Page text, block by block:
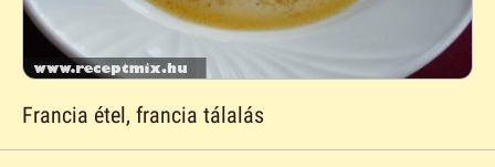
Francia étel, francia tálalás